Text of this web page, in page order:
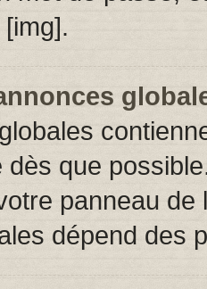
que
panneau de
dépend des